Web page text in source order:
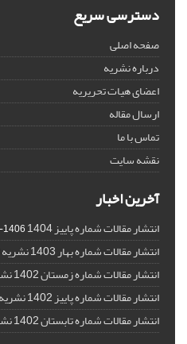
دسترسی سریع
صفحه اصلی
درباره نشریه
اعضای هیات تحریریه
ارسال مقاله
تماس با ما
نقشه سایت
آخرین اخبار
انتشار مقالات شماره پاییز 1404 1406-07-08
انتشار مقالات شماره بهار 1403 نشریه
انتشار مقالات شماره زمستان 1402 نشریه
انتشار مقالات شماره پاییز 1402 نشریه
انتشار مقالات شماره تابستان 1402 نشریه